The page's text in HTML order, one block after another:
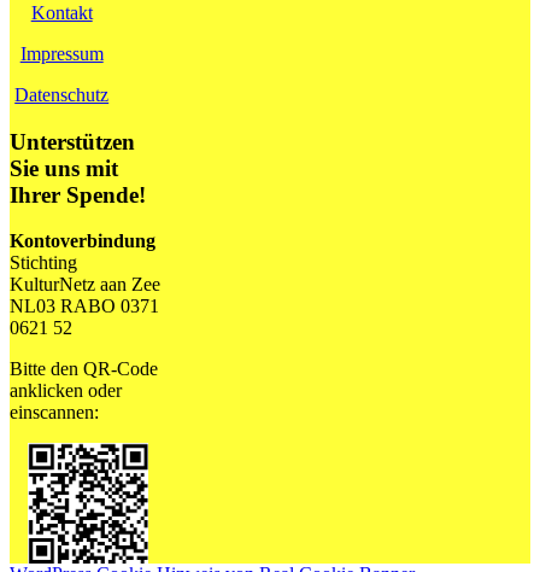
Kontakt
Impressum
Datenschutz
Unterstützen
Sie uns mit
Ihrer Spende!
Kontoverbindung
Stichting
KulturNetz aan Zee
NL03 RABO 0371
0621 52
Bitte den QR-Code
anklicken oder
einscannen: